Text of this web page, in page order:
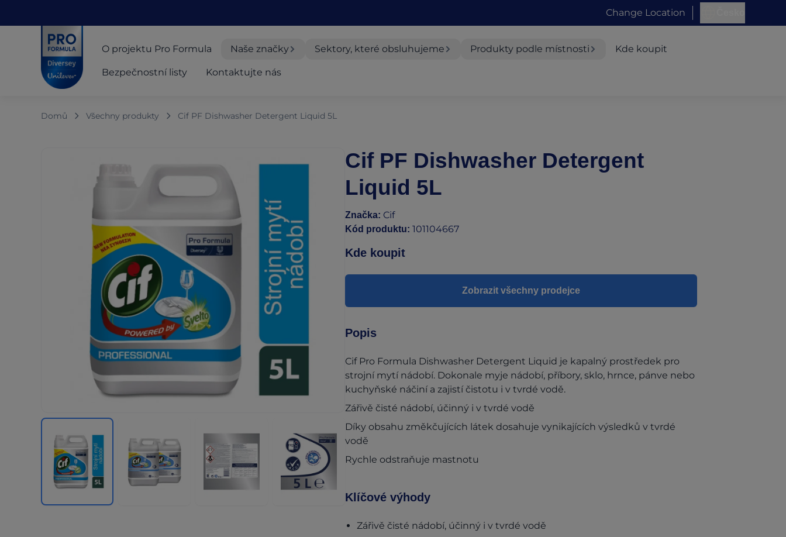
Change Location
Pro Formula
O projektu Pro Formula
Naše značky Sektory, které obsluhujeme Produkty podle místnosti Kde koupit
Bezpečnostní listy Kontaktujte nás
Domů Všechny produkty Cif PF Dishwasher Detergent Liquid 5L
Cif PF Dishwasher Detergent
Liquid 5L
Značka: Cif
Kód produktu: 101104667
Kde koupit
Zobrazit všechny prodejce
Popis
Cif Pro Formula Dishwasher Detergent Liquid je kapalný prostředek pro
strojní mytí nádobí. Dokonale myje nádobí, příbory, sklo, hrnce, pánve nebo
kuchyňské náčiní a zajistí čistotu i v tvrdé vodě.
Zářivě čisté nádobí, účinný i v tvrdé vodě
Díky obsahu změkčujících látek dosahuje vynikajících výsledků v tvrdé
vodě
Rychle odstraňuje mastnotu
Klíčové výhody
Zářivě čisté nádobí, účinný i v tvrdé vodě